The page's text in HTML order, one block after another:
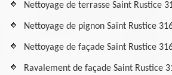
Nettoyage de terrasse Saint Rustice
Nettoyage de pignon Saint Rustice
Nettoyage de façade Saint Rustice
Ravalement de façade Saint Rustice